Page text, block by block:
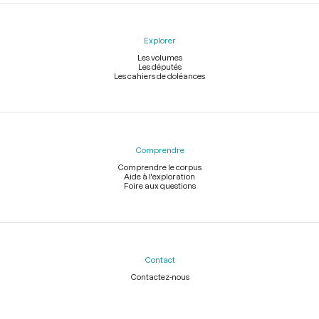
Explorer
Les volumes
Les députés
Les cahiers de doléances
Comprendre
Comprendre le corpus
Aide à l'exploration
Foire aux questions
Contact
Contactez-nous